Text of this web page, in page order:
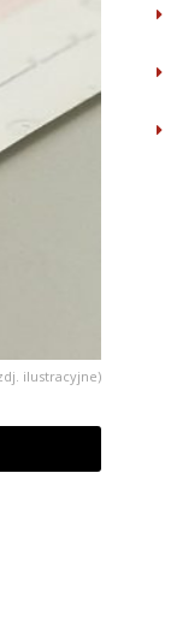
ilustracyjne)